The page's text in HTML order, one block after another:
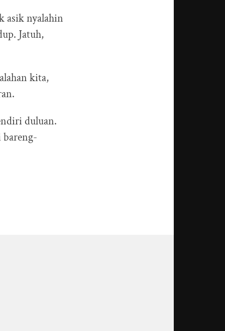
asik nyalahin
Jatuh,
kita,
duluan.